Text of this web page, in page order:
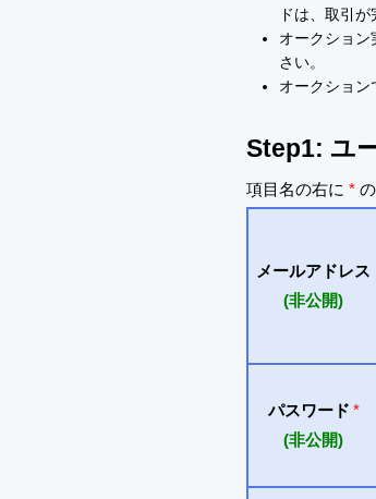
ドは、取引
オークショ
さい。
オークション
Step1: ユ
項目名の右に *の
メールアドレス
(非公開)
パスワード *
(非公開)